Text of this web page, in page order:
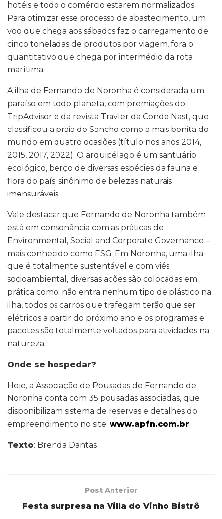
hotéis e todo o comércio estarem normalizados.
Para otimizar esse processo de abastecimento, um
voo que chega aos sábados faz o carregamento de
cinco toneladas de produtos por viagem, fora o
quantitativo que chega por intermédio da rota
marítima.
A ilha de Fernando de Noronha é considerada um
paraíso em todo planeta, com premiações do
TripAdvisor e da revista Travler da Conde Nast, que
classificou a praia do Sancho como a mais bonita do
mundo em quatro ocasiões (título nos anos 2014,
2015, 2017, 2022). O arquipélago é um santuário
ecológico, berço de diversas espécies da fauna e
flora do país, sinônimo de belezas naturais
imensuráveis.
Vale destacar que Fernando de Noronha também
está em consonância com as práticas de
Environmental, Social and Corporate Governance –
mais conhecido como ESG. Em Noronha, uma ilha
que é totalmente sustentável e com viés
socioambiental, diversas ações são colocadas em
prática como: não entra nenhum tipo de plástico na
ilha, todos os carros que trafegam terão que ser
elétricos a partir do próximo ano e os programas e
pacotes são totalmente voltados para atividades na
natureza.
Onde se hospedar?
Hoje, a Associação de Pousadas de Fernando de
Noronha conta com 35 pousadas associadas, que
disponibilizam sistema de reservas e detalhes do
empreendimento no site: www.apfn.com.br
Texto: Brenda Dantas
Post Anterior
Festa surpresa na Villa do Vinho Bistrô